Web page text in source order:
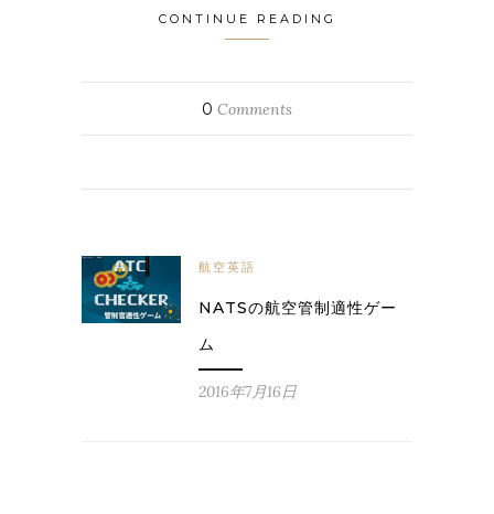
CONTINUE READING
0 Comments
航空英語
NATSの航空管制適性ゲー
ム
2016年7月16日